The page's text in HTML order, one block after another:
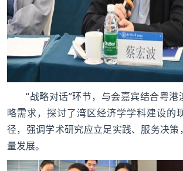
“战略对话”环节，与会嘉宾结合粤
略需求，探讨了湾区经济学学科建设的
径，强调学术研究应立足实践、服务决
量发展。